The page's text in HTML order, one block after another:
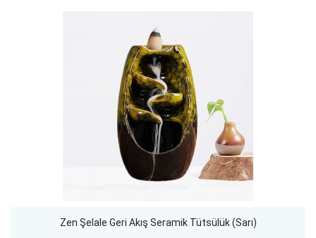
Zen Şelale Geri Akış Seramik Tütsülük (Sarı)